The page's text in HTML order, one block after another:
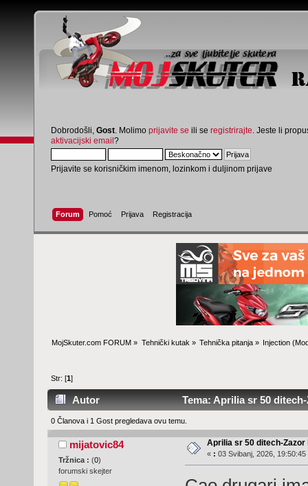
Dobrodošli, Gost . Molimo prijavite se ili se registrirajte . Jeste li
aktivacijski email?
Prijavite se korisničkim imenom, lozinkom i duljinom prijave
Forum Pomoć Prijava Registracija
MojSkuter.com FORUM » Tehnički kutak » Tehnička pitanja» Injection
Str: [1]
Autor Tema: Aprilia sr 50
0 Članova i 1 Gost pregledava ovu temu.
mijatovic84
Tržnica : (0)
forumski skejter
Aprilia sr 50 ditech-Zazor
« : 03 Svibanj, 2026, 19:50:45